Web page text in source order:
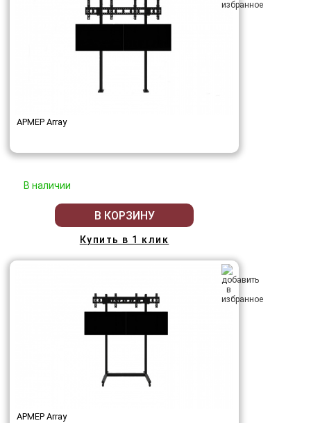
АРМЕР Array
В наличии
В КОРЗИНУ
Купить в 1 клик
АРМЕР Array